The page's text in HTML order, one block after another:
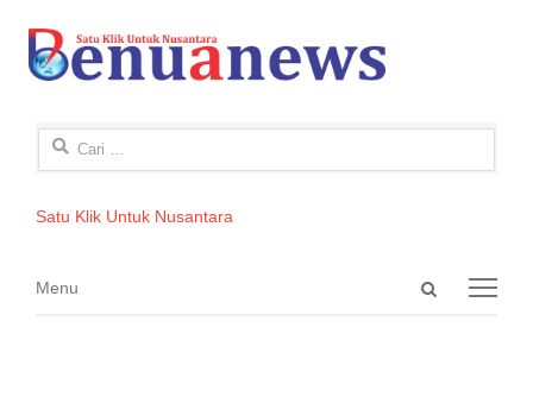
Cari
Satu Klik Untuk Nusantara
Open
Menu
Menu